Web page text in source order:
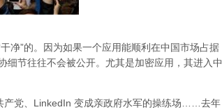
净”的。因为如果一个应用能顺利在中国市场占据
细节往往不会被公开。尤其是加密应用，其进入中
产党、LinkedIn 变成亲政府水军的操练场……去年